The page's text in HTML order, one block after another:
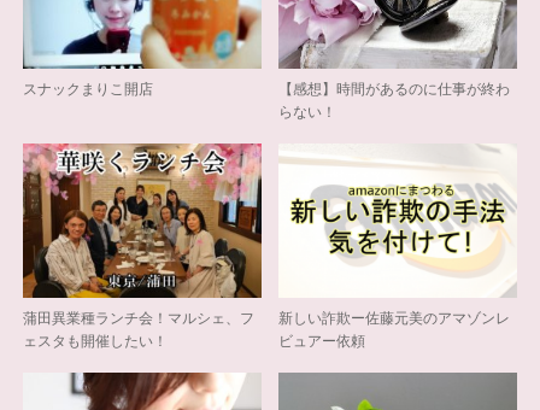
スナックまりこ開店
【感想】時間があるのに仕事が終わ
らない！
蒲田異業種ランチ会！マルシェ、フ
ェスタも開催したい！
新しい詐欺ー佐藤元美のアマゾンレ
ビュアー依頼